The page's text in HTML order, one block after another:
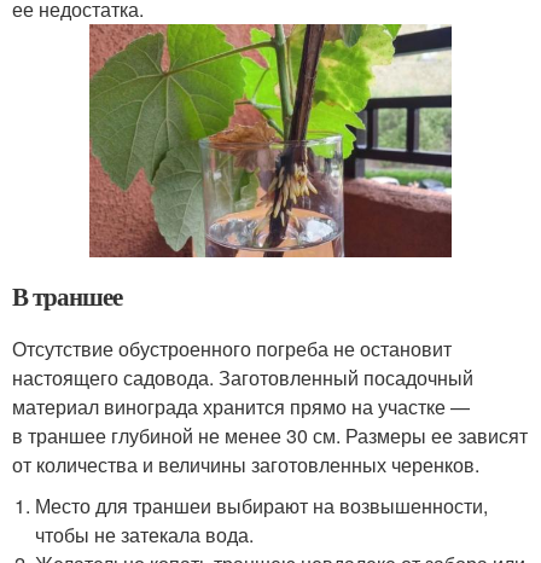
ее недостатка.
В траншее
Отсутствие обустроенного погреба не остановит
настоящего садовода. Заготовленный посадочный
материал винограда хранится прямо на участке —
в траншее глубиной не менее 30 см. Размеры ее зависят
от количества и величины заготовленных черенков.
Место для траншеи выбирают на возвышенности,
чтобы не затекала вода.